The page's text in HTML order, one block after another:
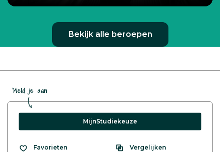
Bekijk alle beroepen
Meld je aan
MijnStudiekeuze
Favorieten Vergelijken